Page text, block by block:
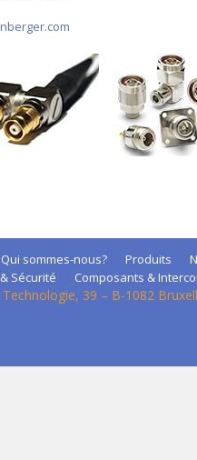
Qui sommes-nous? Produits
Sécurité
Composants &
Technologie, 39 – B-1082